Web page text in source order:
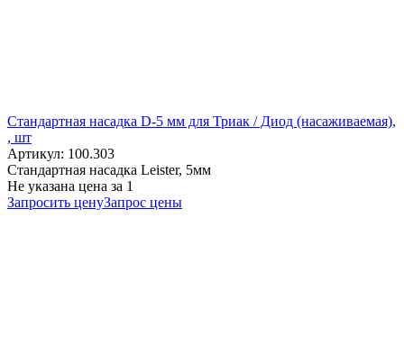
Стандартная насадка D-5 мм для Триак / Диод (насаживаемая),
, шт
Артикул: 100.303
Стандартная насадка Leister, 5мм
Не указана цена за 1
Запросить ценуЗапрос цены